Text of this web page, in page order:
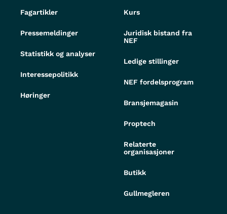
Fagartikler
Pressemeldinger
Statistikk og analyser
Interessepolitikk
Høringer
Kurs
Juridisk bistand fra
NEF
Ledige stillinger
NEF fordelsprogram
Bransjemagasin
Proptech
Relaterte
organisasjoner
Butikk
Gullmegleren